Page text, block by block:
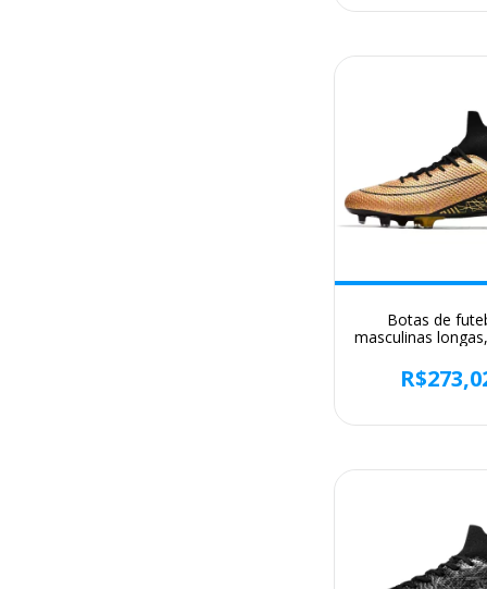
treinamento,
Botas de
masculinas longas,
esportes ao ar
crianças, tênis de
sociedade